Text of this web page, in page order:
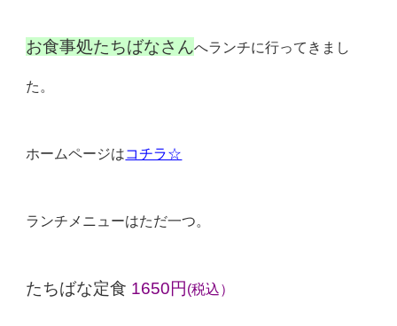
お食事処たちばなさんへランチに行ってきまし
た。
ホームページはコチラ☆
ランチメニューはただ一つ。
たちばな定食 1650円 (税込）